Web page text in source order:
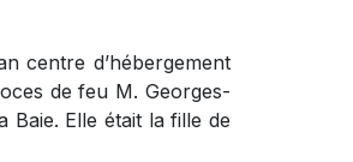
centre d’hébergement
de feu M. Georges-
Baie. Elle était la fille de